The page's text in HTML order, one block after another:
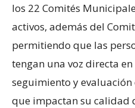
los 22 Comités
activos, además del
permitiendo que las
tengan una voz directa
seguimiento y
que impactan su calidad